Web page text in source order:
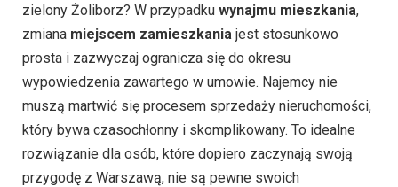
zielony Żoliborz? W przypadku wynajmu mieszkania,
zmiana miejscem zamieszkania jest stosunkowo
prosta i zazwyczaj ogranicza się do okresu
wypowiedzenia zawartego w umowie. Najemcy nie
muszą martwić się procesem sprzedaży nieruchomości,
który bywa czasochłonny i skomplikowany. To idealne
rozwiązanie dla osób, które dopiero zaczynają swoją
przygodę z Warszawą, nie są pewne swoich